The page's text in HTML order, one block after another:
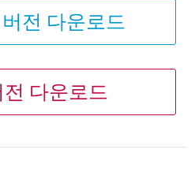
전 다운로드
다운로드